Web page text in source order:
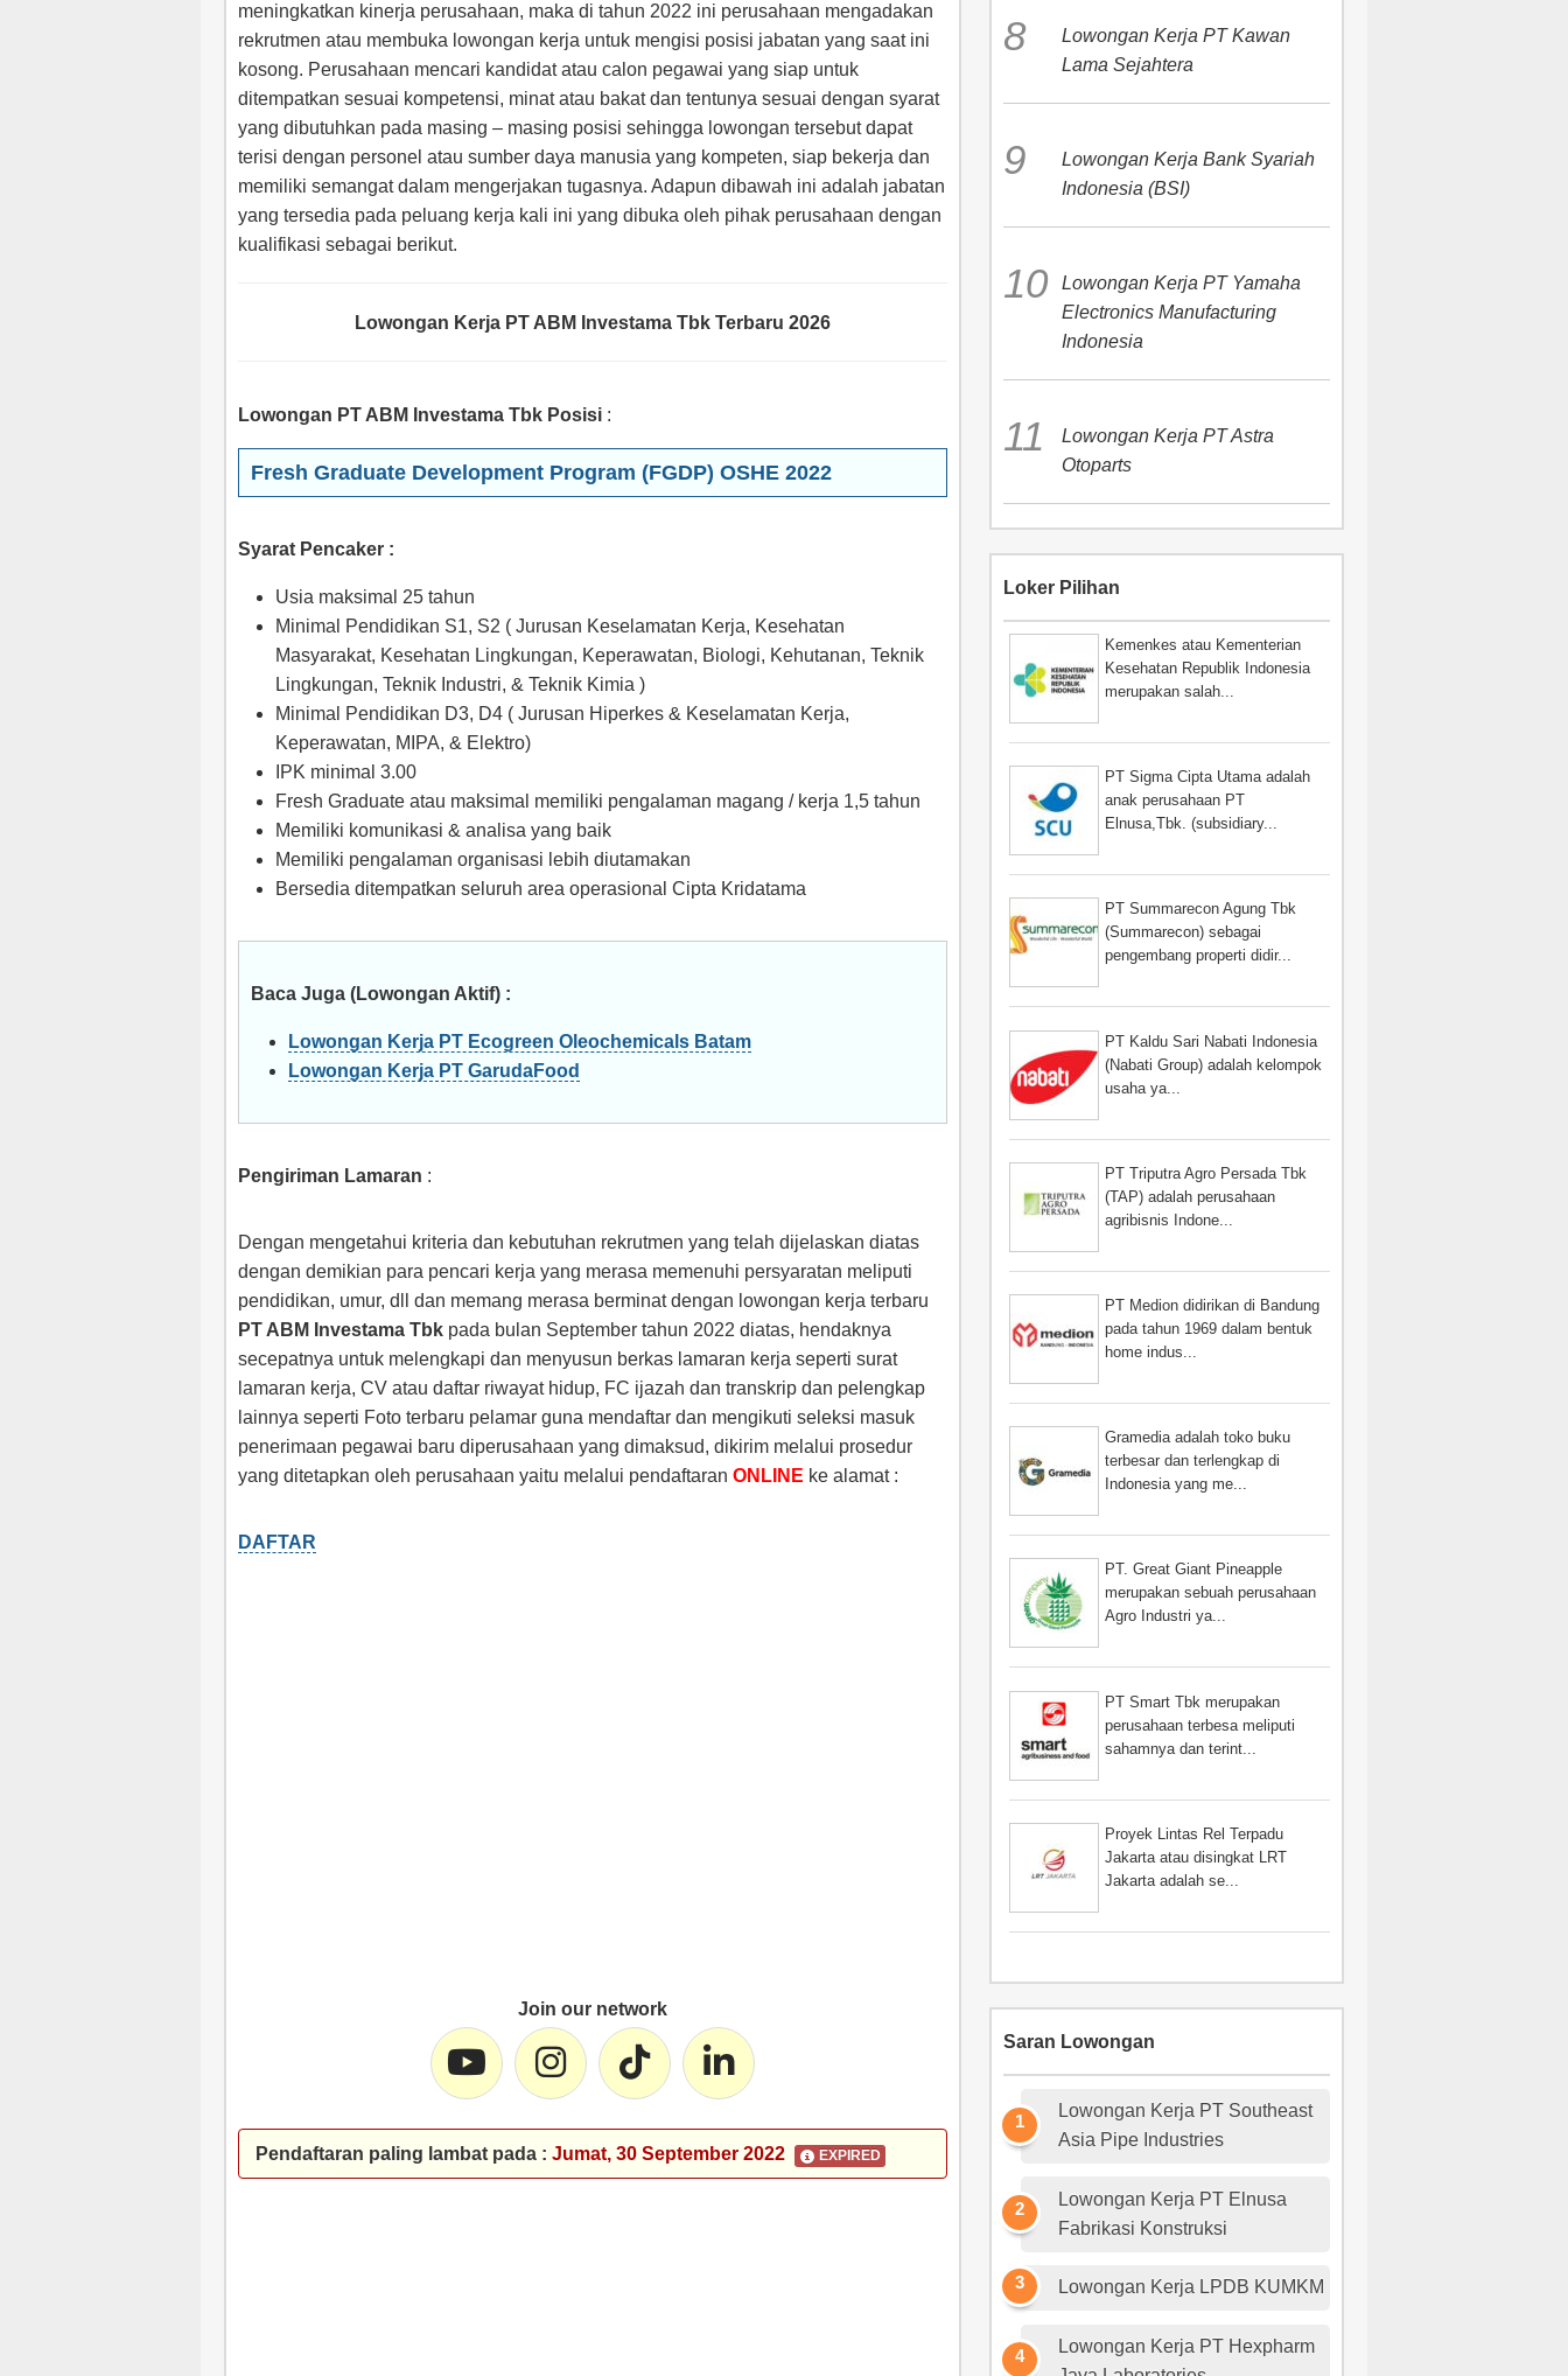
meningkatkan kinerja perusahaan, maka di tahun 2022 ini perusahaan mengadakan
rekrutmen atau membuka lowongan kerja untuk mengisi posisi jabatan yang saat ini
kosong. Perusahaan mencari kandidat atau calon pegawai yang siap untuk
ditempatkan sesuai kompetensi, minat atau bakat dan tentunya sesuai dengan syarat
yang dibutuhkan pada masing – masing posisi sehingga lowongan tersebut dapat
terisi dengan personel atau sumber daya manusia yang kompeten, siap bekerja dan
memiliki semangat dalam mengerjakan tugasnya. Adapun dibawah ini adalah jabatan
yang tersedia pada peluang kerja kali ini yang dibuka oleh pihak perusahaan dengan
kualifikasi sebagai berikut.
Lowongan Kerja PT ABM Investama Tbk Terbaru 2026
Lowongan PT ABM Investama Tbk Posisi :
Fresh Graduate Development Program (FGDP) OSHE 2022
Syarat Pencaker :
Usia maksimal 25 tahun
Minimal Pendidikan S1, S2 ( Jurusan Keselamatan Kerja, Kesehatan
Masyarakat, Kesehatan Lingkungan, Keperawatan, Biologi, Kehutanan, Teknik
Lingkungan, Teknik Industri, & Teknik Kimia )
Minimal Pendidikan D3, D4 ( Jurusan Hiperkes & Keselamatan Kerja,
Keperawatan, MIPA, & Elektro)
IPK minimal 3.00
Fresh Graduate atau maksimal memiliki pengalaman magang / kerja 1,5 tahun
Memiliki komunikasi & analisa yang baik
Memiliki pengalaman organisasi lebih diutamakan
Bersedia ditempatkan seluruh area operasional Cipta Kridatama
Baca Juga (Lowongan Aktif) :
Lowongan Kerja PT Ecogreen Oleochemicals Batam
Lowongan Kerja PT GarudaFood
Pengiriman Lamaran :
Dengan mengetahui kriteria dan kebutuhan rekrutmen yang telah dijelaskan diatas
dengan demikian para pencari kerja yang merasa memenuhi persyaratan meliputi
pendidikan, umur, dll dan memang merasa berminat dengan lowongan kerja terbaru
PT ABM Investama Tbk pada bulan September tahun 2022 diatas, hendaknya
secepatnya untuk melengkapi dan menyusun berkas lamaran kerja seperti surat
lamaran kerja, CV atau daftar riwayat hidup, FC ijazah dan transkrip dan pelengkap
lainnya seperti Foto terbaru pelamar guna mendaftar dan mengikuti seleksi masuk
penerimaan pegawai baru diperusahaan yang dimaksud, dikirim melalui prosedur
yang ditetapkan oleh perusahaan yaitu melalui pendaftaran ONLINE ke alamat :
DAFTAR
Join our network
Pendaftaran paling lambat pada : Jumat, 30 September 2022 EXPIRED
Lowongan Kerja PT Kawan
Lama Sejahtera
Lowongan Kerja Bank Syariah
Indonesia (BSI)
Lowongan Kerja PT Yamaha
Electronics Manufacturing
Indonesia
Lowongan Kerja PT Astra
Otoparts
Loker Pilihan
Kemenkes atau Kementerian
Kesehatan Republik Indonesia
merupakan salah...
PT Sigma Cipta Utama adalah
anak perusahaan PT
Elnusa,Tbk. (subsidiary...
PT Summarecon Agung Tbk
(Summarecon) sebagai
pengembang properti didir...
PT Kaldu Sari Nabati Indonesia
(Nabati Group) adalah kelompok
usaha ya...
PT Triputra Agro Persada Tbk
(TAP) adalah perusahaan
agribisnis Indone...
PT Medion didirikan di Bandung
pada tahun 1969 dalam bentuk
home indus...
Gramedia adalah toko buku
terbesar dan terlengkap di
Indonesia yang me...
PT. Great Giant Pineapple
merupakan sebuah perusahaan
Agro Industri ya...
PT Smart Tbk merupakan
perusahaan terbesa meliputi
sahamnya dan terint...
Proyek Lintas Rel Terpadu
Jakarta atau disingkat LRT
Jakarta adalah se...
Saran Lowongan
Lowongan Kerja PT Southeast
Asia Pipe Industries
Lowongan Kerja PT Elnusa
Fabrikasi Konstruksi
Lowongan Kerja LPDB KUMKM
Lowongan Kerja PT Hexpharm